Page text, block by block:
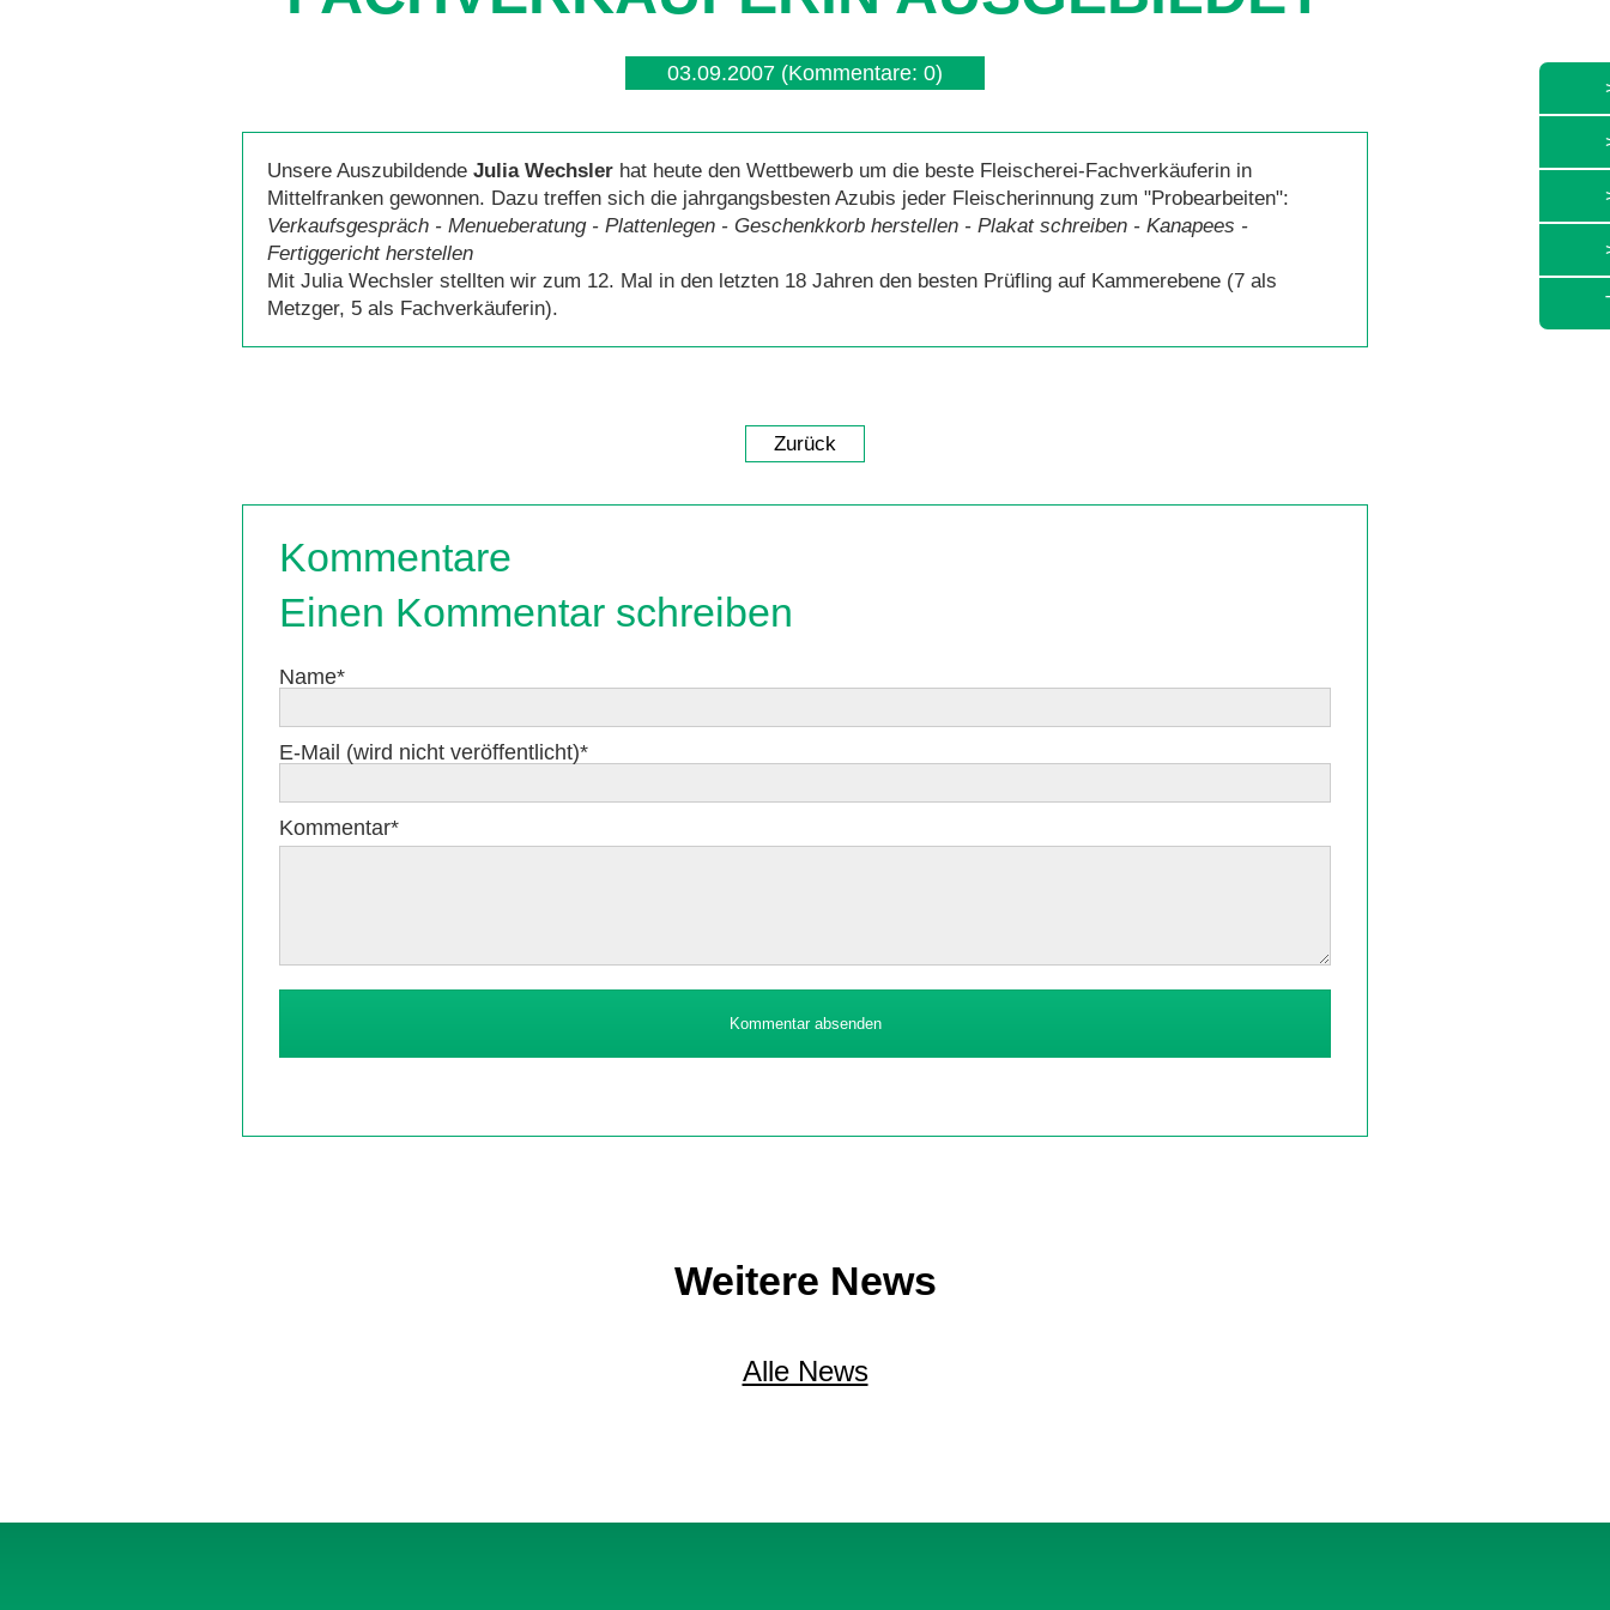
03.09.2007 (Kommentare: 0)
Unsere Auszubildende Julia Wechsler hat heute den Wettbewerb um die beste Fleischerei-Fachverkäuferin in
Mittelfranken gewonnen. Dazu treffen sich die jahrgangsbesten Azubis jeder Fleischerinnung zum "Probearbeiten":
Verkaufsgespräch - Menueberatung - Plattenlegen - Geschenkkorb herstellen - Plakat schreiben - Kanapees -
Fertiggericht herstellen
Mit Julia Wechsler stellten wir zum 12. Mal in den letzten 18 Jahren den besten Prüfling auf Kammerebene (7 als
Metzger, 5 als Fachverkäuferin).
Zurück
Kommentare
Einen Kommentar schreiben
Pflichtfeld
Name*
Pflichtfeld
E-Mail (wird nicht veröffentlicht)*
Pflichtfeld
Kommentar*
Kommentar absenden
Weitere News
Alle News